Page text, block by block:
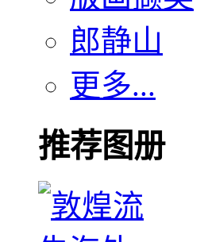
郎静山
更多...
推荐图册